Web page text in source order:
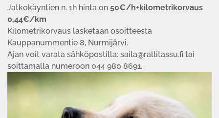
Jatkokäyntien n. 1h hinta on 50€/h+kilometrikorvaus
0,44€/km
Kilometrikorvaus lasketaan osoitteesta
Kauppanummentie 8, Nurmijärvi.
Ajan voit varata sähköpostilla: saila@rallitassu.fi tai
soittamalla numeroon 044 980 8691.